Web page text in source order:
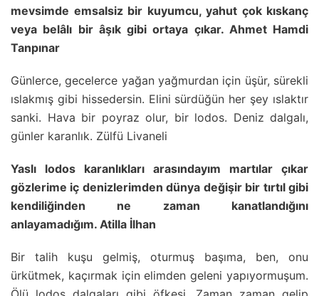
mevsimde emsalsiz bir kuyumcu, yahut çok kıskanç
veya belâlı bir âşık gibi ortaya çıkar. Ahmet Hamdi
Tanpınar
Günlerce, gecelerce yağan yağmurdan için üşür, sürekli
ıslakmış gibi hissedersin. Elini sürdüğün her şey ıslaktır
sanki. Hava bir poyraz olur, bir lodos. Deniz dalgalı,
günler karanlık. Zülfü Livaneli
Yaslı lodos karanlıkları arasındayım martılar çıkar
gözlerime iç denizlerimden dünya değişir bir tırtıl gibi
kendiliğinden ne zaman kanatlandığını
anlayamadığım. Atilla İlhan
Bir talih kuşu gelmiş, oturmuş başıma, ben, onu
ürkütmek, kaçırmak için elimden geleni yapıyormuşum.